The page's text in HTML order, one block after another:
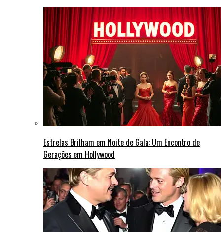
Estrelas Brilham em Noite de Gala: Um Encontro de
Gerações em Hollywood